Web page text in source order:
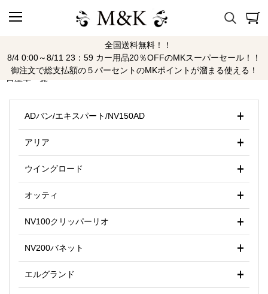
全国送料無料！！
8/4 0:00～8/11 23：59 カー用品20％OFFのMKスーパーセール！！
御注文で総支払額の５パーセントのMKポイントが溜まる使える！
ニッサン
日産車一覧
ADバン/エキスパート/NV150AD
アリア
ウイングロード
オッティ
NV100クリッパーリオ
NV200バネット
エルグランド